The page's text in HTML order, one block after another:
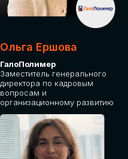
Ольга Ершова
ГалоПолимер
Заместитель генерального
директора по кадровым
вопросам и
организационному развитию